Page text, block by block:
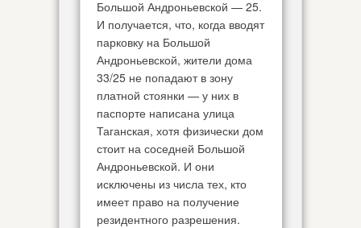
Большой Андроньевской — 25.
И получается, что, когда вводят
парковку на Большой
Андроньевской, жители дома
33/25 не попадают в зону
платной стоянки — у них в
паспорте написана улица
Таганская, хотя физически дом
стоит на соседней Большой
Андроньевской. И они
исключены из числа тех, кто
имеет право на получение
резидентного разрешения.